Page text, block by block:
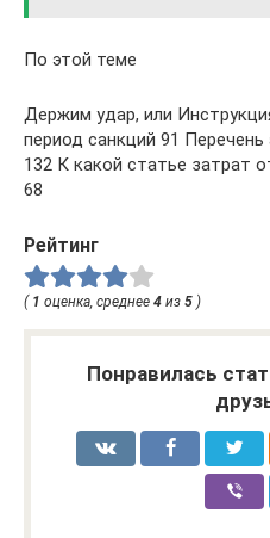
По этой теме
Держим удар, или
период санкций 91
132 К какой статье затрат
68
Рейтинг
( 1 оценка, среднее 4 из 5 )
Понравилась